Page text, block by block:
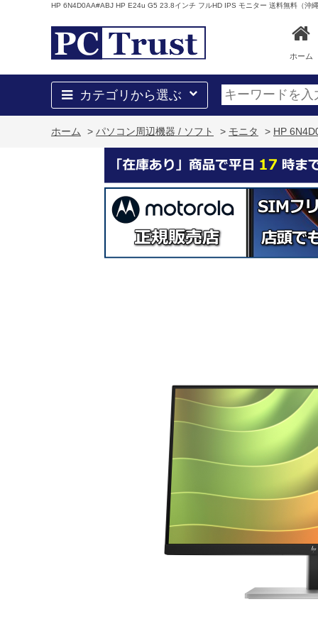
HP 6N4D0AA#ABJ HP E24u G5 23.8インチ フルHD IPS モニター 送料無料（沖
ホーム
カテゴリから選ぶ
ホーム > パソコン周辺機器 / ソフト > モニタ > HP